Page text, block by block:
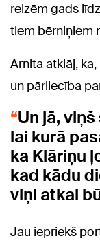
reizēm gads
tiem bērniņiem
Arnita atklāj,
un pārliecība
Un jā,
lai kurā
ka Klāriņu
kad kādu
viņi atkal
Jau iepriekš